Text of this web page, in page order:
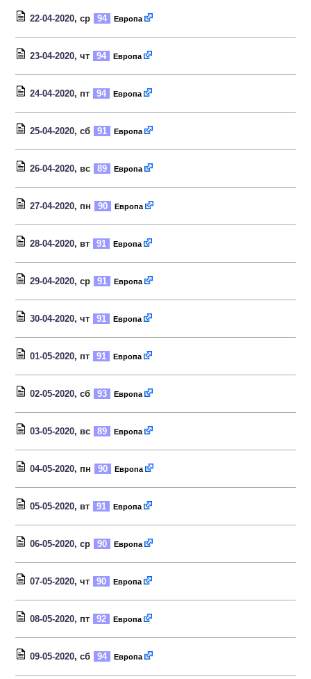
22-04-2020, ср 94 Европа
23-04-2020, чт 94 Европа
24-04-2020, пт 94 Европа
25-04-2020, сб 91 Европа
26-04-2020, вс 89 Европа
27-04-2020, пн 90 Европа
28-04-2020, вт 91 Европа
29-04-2020, ср 91 Европа
30-04-2020, чт 91 Европа
01-05-2020, пт 91 Европа
02-05-2020, сб 93 Европа
03-05-2020, вс 89 Европа
04-05-2020, пн 90 Европа
05-05-2020, вт 91 Европа
06-05-2020, ср 90 Европа
07-05-2020, чт 90 Европа
08-05-2020, пт 92 Европа
09-05-2020, сб 94 Европа